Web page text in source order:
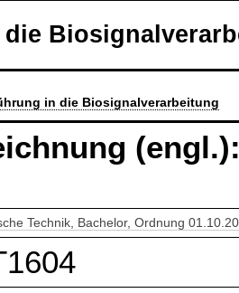
in die Biosignalverarbeitung
Technik, Bachelor, Ordnung